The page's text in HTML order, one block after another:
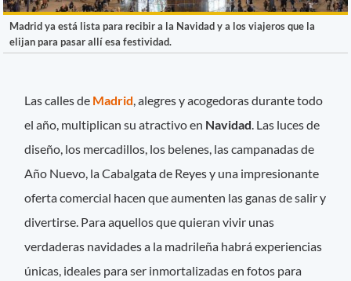
Madrid ya está lista para recibir a la Navidad y a los viajeros que la
elijan para pasar allí esa festividad.
Las calles de Madrid , alegres y acogedoras durante todo
el año, multiplican su atractivo en Navidad . Las luces de
diseño, los mercadillos, los belenes, las campanadas de
Año Nuevo, la Cabalgata de Reyes y una impresionante
oferta comercial hacen que aumenten las ganas de salir y
divertirse. Para aquellos que quieran vivir unas
verdaderas navidades a la madrileña habrá experiencias
únicas, ideales para ser inmortalizadas en fotos para